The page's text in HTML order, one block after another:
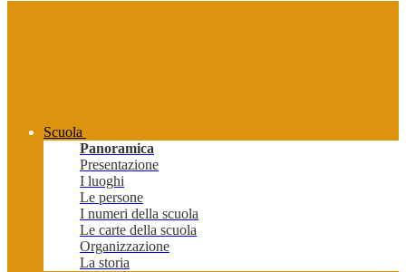
Scuola
Panoramica
Presentazione
I luoghi
Le persone
I numeri della scuola
Le carte della scuola
Organizzazione
La storia